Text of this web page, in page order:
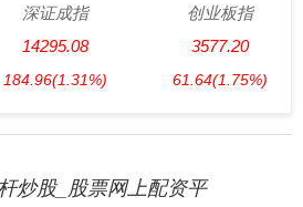
深证成指
14295.08
184.96(1.31%)
创业板指
3577.20
61.64(1.75%)
炒股_股票网上配资平